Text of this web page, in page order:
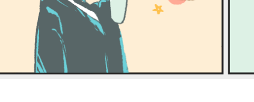
ColleGo! 大學選才與高中育才輔助系統